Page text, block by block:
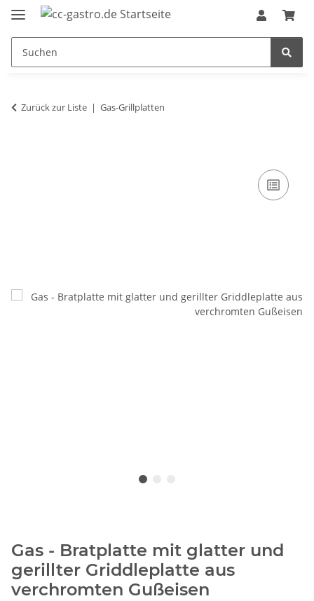
Zurück zur Liste Gas-Grillplatten
Gas - Bratplatte mit glatter und
gerillter Griddleplatte aus
verchromten Gußeisen